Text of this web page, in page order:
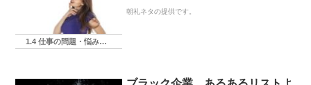
1.4 仕事の問題・悩み・相談
朝礼ネタの提供です。